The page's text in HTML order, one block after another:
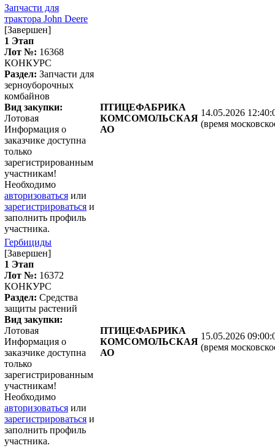
Запчасти для
трактора John Deere
[Завершен]
1 Этап
Лот №: 16368
КОНКУРС
Раздел: Запчасти для
зерноуборочных
комбайнов
Вид закупки:
Лотовая
Информация о
заказчике доступна
только
зарегистрированным
участникам!
Необходимо
авторизоваться или
зарегистрироваться и
заполнить профиль
участника.
ПТИЦЕФАБРИКА
КОМСОМОЛЬСКАЯ
АО
14.05.2026
(время
Гербициды
[Завершен]
1 Этап
Лот №: 16372
КОНКУРС
Раздел: Средства
защиты растений
Вид закупки:
Лотовая
Информация о
заказчике доступна
только
зарегистрированным
участникам!
Необходимо
авторизоваться или
зарегистрироваться и
заполнить профиль
участника.
ПТИЦЕФАБРИКА
КОМСОМОЛЬСКАЯ
АО
15.05.2026
(время